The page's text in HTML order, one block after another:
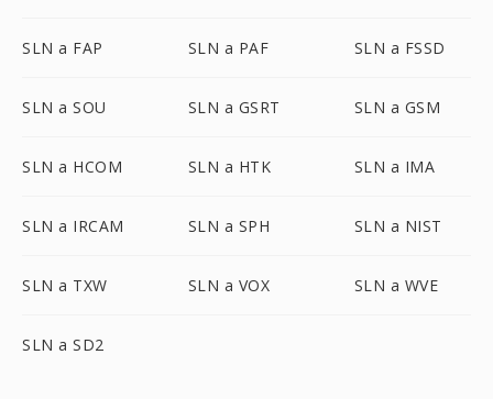
SLN a FAP SLN a PAF SLN a FSSD
SLN a SOU SLN a GSRT SLN a GSM
SLN a HCOM SLN a HTK SLN a IMA
SLN a IRCAM SLN a SPH SLN a NIST
SLN a TXW SLN a VOX SLN a WVE
SLN a SD2